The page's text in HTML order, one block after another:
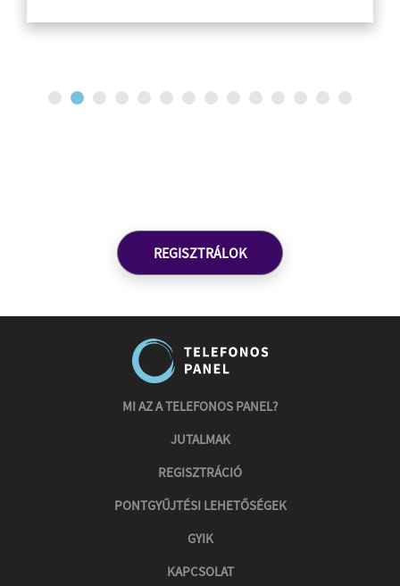
REGISZTRÁLOK
MI AZ A TELEFONOS PANEL?
JUTALMAK
REGISZTRÁCIÓ
PONTGYŰJTÉSI LEHETŐSÉGEK
GYIK
KAPCSOLAT